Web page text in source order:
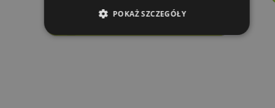
Szukaj
POKAŻ SZCZEGÓŁY